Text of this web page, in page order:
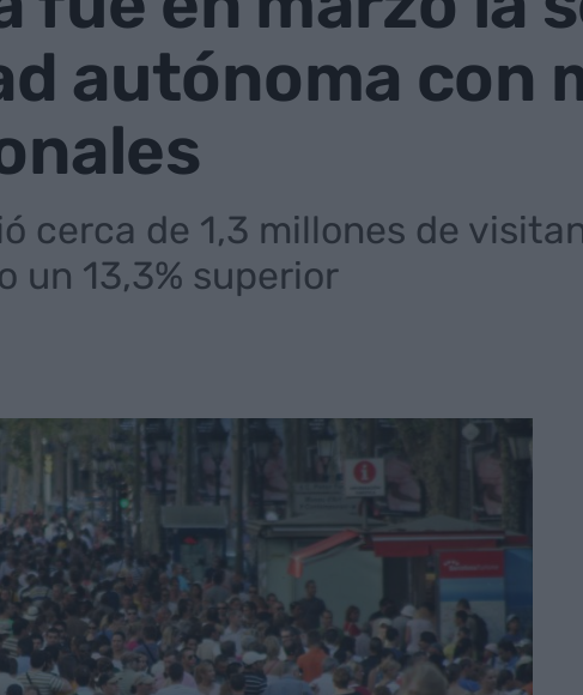
autónoma con
cerca de 1,3 millones de
un 13,3% superior